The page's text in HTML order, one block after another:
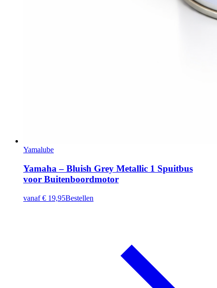
Yamalube
Yamaha – Bluish Grey Metallic 1 Spuitbus
voor Buitenboordmotor
vanaf € 19,95Bestellen